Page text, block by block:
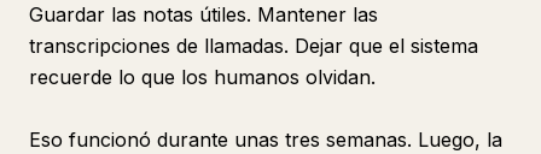
Guardar las notas útiles. Mantener las
transcripciones de llamadas. Dejar que el sistema
recuerde lo que los humanos olvidan.
Eso funcionó durante unas tres semanas. Luego, la